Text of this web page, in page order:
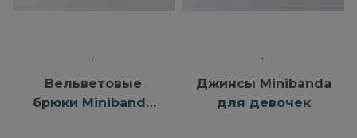
Вельветовые
брюки Minibanda
Джинсы Minibanda
для девочек